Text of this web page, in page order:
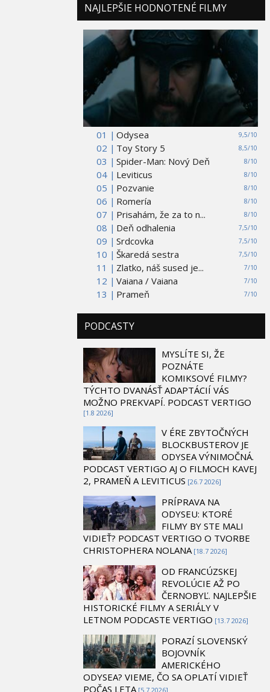
NAJLEPŠIE HODNOTENÉ FILMY
01 | 9,5/10
Odysea
02 |
8,5/10
Toy Story 5
03 |
8/10
Spider-Man: Nový Deň
04 |
8/10
Leviticus
05 |
8/10
Pozvanie
06 |
8/10
Romería
07 |
8/10
Prisahám, že za to n...
08 |
7,5/10
Deň odhalenia
09 |
7,5/10
Srdcovka
10 |
7,5/10
Škaredá sestra
11 |
7/10
Zlatko, náš sused je...
12 |
7/10
Vaiana / Vaiana
13 |
7/10
Prameň
PODCASTY
MYSLÍTE SI, ŽE
POZNÁTE
KOMIKSOVÉ FILMY?
TÝCHTO DVANÁSŤ ADAPTÁCIÍ VÁS
MOŽNO PREKVAPÍ. PODCAST VERTIGO
[1.8 2026]
V ÉRE ZBYTOČNÝCH
BLOCKBUSTEROV JE
ODYSEA VÝNIMOČNÁ.
PODCAST VERTIGO AJ O FILMOCH KAVEJ
2, PRAMEŇ A LEVITICUS [26.7 2026]
PRÍPRAVA NA
ODYSEU: KTORÉ
FILMY BY STE MALI
VIDIEŤ? PODCAST VERTIGO O TVORBE
CHRISTOPHERA NOLANA [18.7 2026]
OD FRANCÚZSKEJ
REVOLÚCIE AŽ PO
ČERNOBYĽ. NAJLEPŠIE
HISTORICKÉ FILMY A SERIÁLY V
LETNOM PODCASTE VERTIGO [13.7 2026]
PORAZÍ SLOVENSKÝ
BOJOVNÍK
AMERICKÉHO
ODYSEA? VIEME, ČO SA OPLATÍ VIDIEŤ
POČAS LETA [5.7 2026]